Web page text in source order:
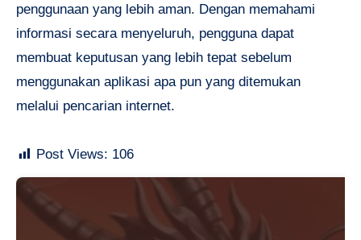
penggunaan yang lebih aman. Dengan memahami
informasi secara menyeluruh, pengguna dapat
membuat keputusan yang lebih tepat sebelum
menggunakan aplikasi apa pun yang ditemukan
melalui pencarian internet.
Post Views: 106